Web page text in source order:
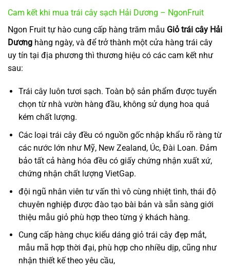
Cam kết khi mua trái cây sạch Hải Dương – NgonFruit
Ngon Fruit tự hào cung cấp hàng trăm mẫu Giỏ trái cây Hải
Dương hàng ngày, và để trở thành một cửa hàng trái cây
uy tín tại địa phương thì thương hiệu có các cam kết như
sau:
Trái cây luôn tươi sạch. Toàn bộ sản phẩm được tuyển
chọn từ nhà vườn hàng đầu, không sử dụng hoa quả
kém chất lượng.
Các loại trái cây đều có nguồn gốc nhập khẩu rõ ràng từ
các nước lớn như Mỹ, New Zealand, Úc, Đài Loan. Đảm
bảo tất cả hàng hóa đều có giấy chứng nhận xuất xứ,
chứng nhận chất lượng VietGap.
đội ngũ nhân viên tư vấn thì vô cùng nhiệt tình, thái độ
chuyên nghiệp được đào tạo bài bản và sẵn sàng giới
thiệu mẫu giỏ phù hợp theo từng ý khách hàng.
Cung cấp hàng chục kiểu dáng giỏ trái cây đẹp mắt,
mẫu mã hợp thời đại, phù hợp cho nhiều dịp, cũng như
nhận thiết kế theo yêu cầu,